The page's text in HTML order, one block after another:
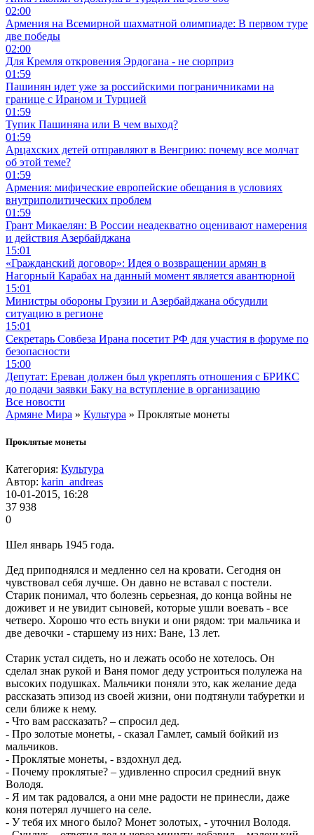
02:00
Армения на Всемирной шахматной олимпиаде: В первом туре
две победы
02:00
Для Кремля откровения Эрдогана - не сюрприз
01:59
Пашинян идет уже за российскими пограничниками на
границе с Ираном и Турцией
01:59
Тупик Пашиняна или В чем выход?
01:59
Арцахских детей отправляют в Венгрию: почему все молчат
об этой теме?
01:59
Армения: мифические европейские обещания в условиях
внутриполитических проблем
01:59
Грант Микаелян: В России неадекватно оценивают намерения
и действия Азербайджана
15:01
«Гражданский договор»: Идея о возвращении армян в
Нагорный Карабах на данный момент является авантюрной
15:01
Министры обороны Грузии и Азербайджана обсудили
ситуацию в регионе
15:01
Секретарь Совбеза Ирана посетит РФ для участия в форуме по
безопасности
15:00
Депутат: Ереван должен был укреплять отношения с БРИКС
до подачи заявки Баку на вступление в организацию
Все новости
Армяне Мира » Культура » Проклятые монеты
Проклятые монеты
Категория: Культура
Автор: karin_andreas
10-01-2015, 16:28
37 938
0
Шел январь 1945 года.
Дед приподнялся и медленно сел на кровати. Сегодня он
чувствовал себя лучше. Он давно не вставал с постели.
Старик понимал, что болезнь серьезная, до конца войны не
доживет и не увидит сыновей, которые ушли воевать - все
четверо. Хорошо что есть внуки и они рядом: три мальчика и
две девочки - старшему из них: Ване, 13 лет.
Старик устал сидеть, но и лежать особо не хотелось. Он
сделал знак рукой и Ваня помог деду устроиться полулежа на
высоких подушках. Мальчики поняли это, как желание деда
рассказать эпизод из своей жизни, они подтянули табуретки и
сели ближе к нему.
- Что вам рассказать? – спросил дед.
- Про золотые монеты, - сказал Гамлет, самый бойкий из
мальчиков.
- Проклятые монеты, - вздохнул дед.
- Почему проклятые? – удивленно спросил средний внук
Володя.
- Я им так радовался, а они мне радости не принесли, даже
коня потерял лучшего на селе.
- У тебя их много было? Монет золотых, - уточнил Володя.